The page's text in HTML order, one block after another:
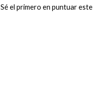
el primero en puntuar este